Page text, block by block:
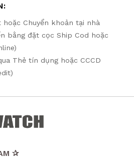
Chuyển khoản tại nhà
bằng đặt cọc Ship Cod hoặc
Thẻ tín dụng hoặc CCCD
✰